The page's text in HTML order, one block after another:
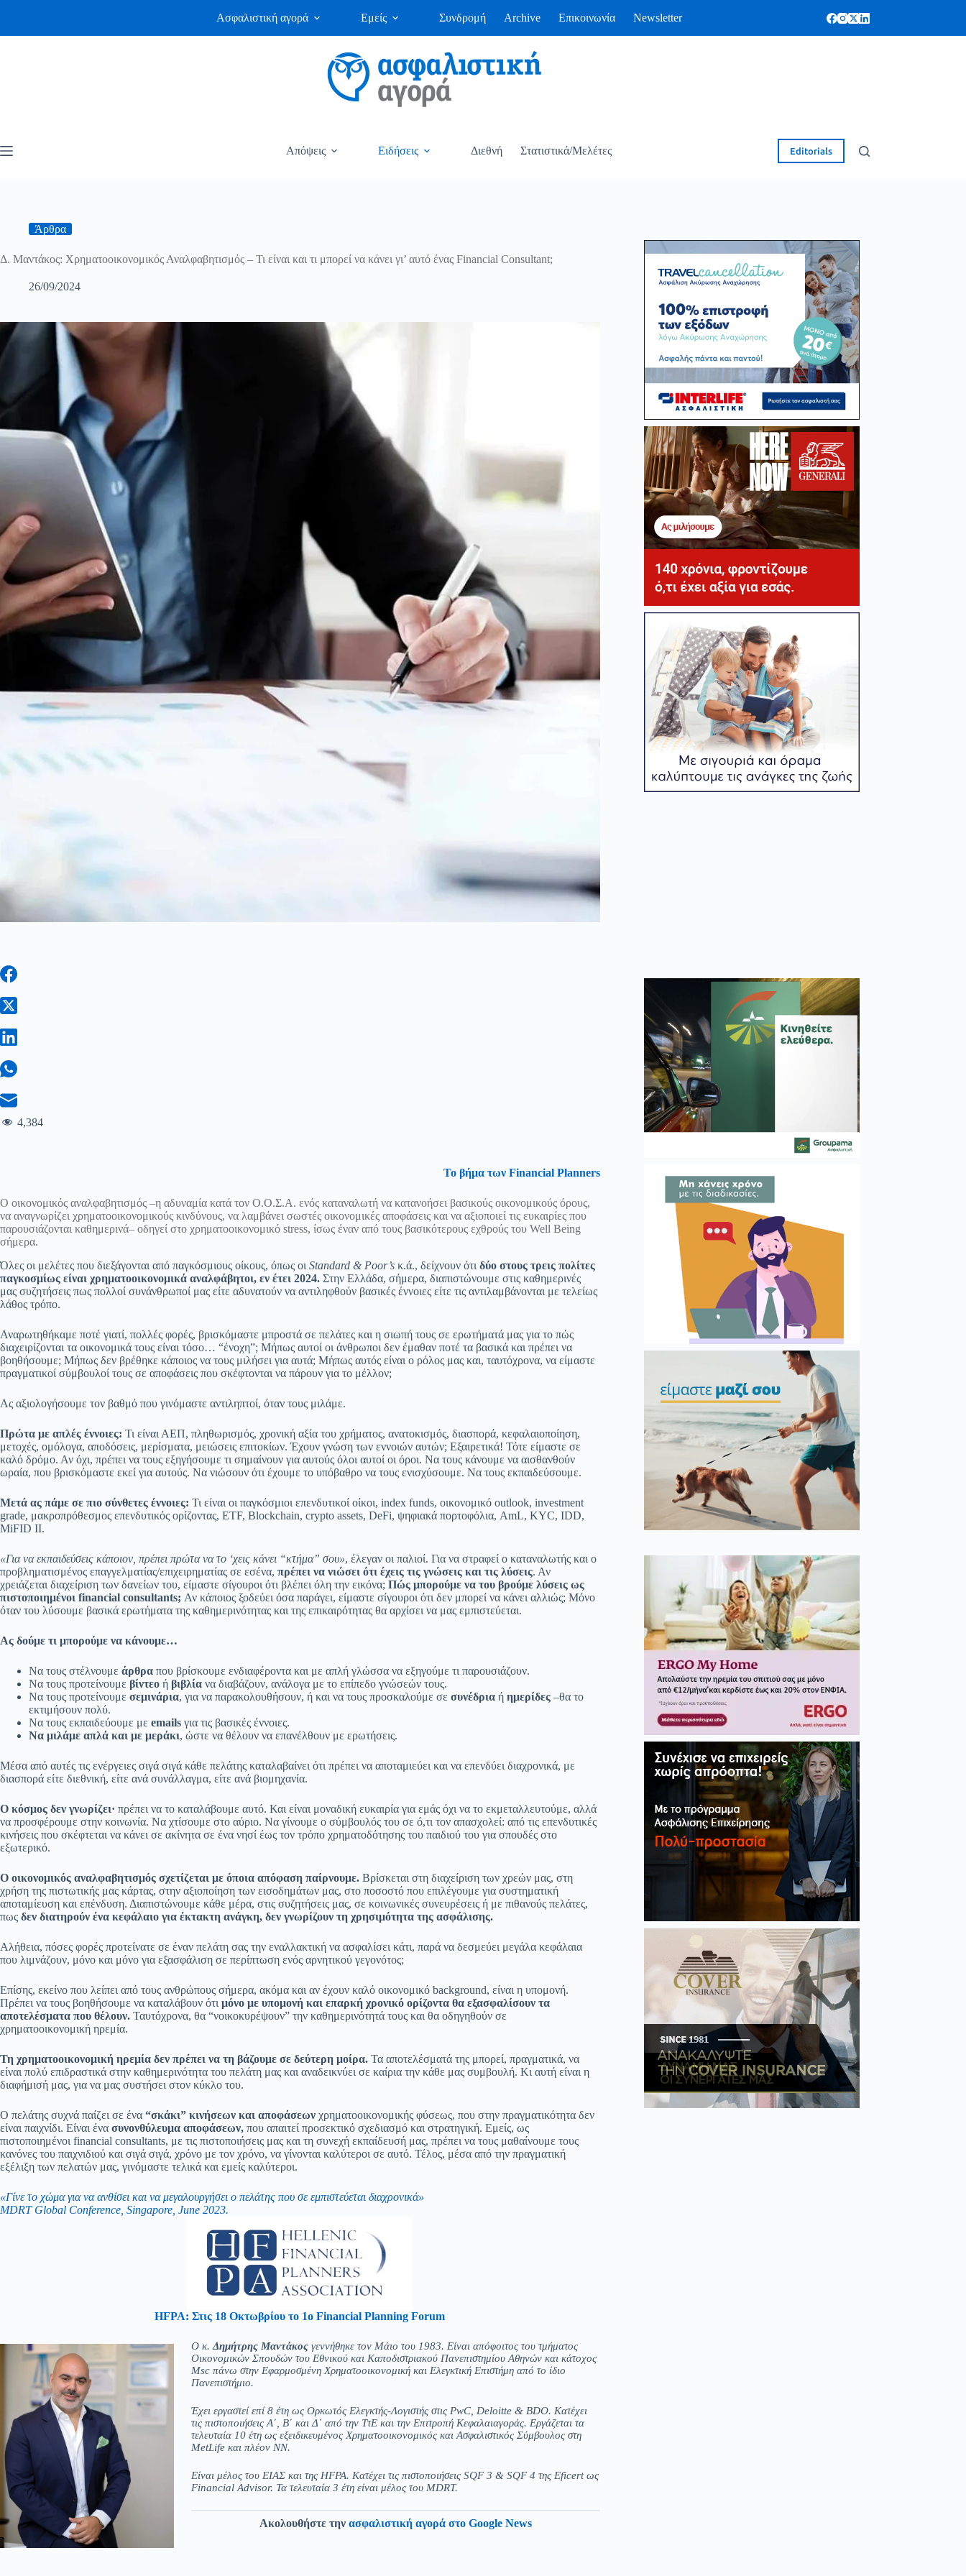
Ασφαλιστική αγορά Εμείς Συνδρομή Archive Επικοινωνία Newsletter
Απόψεις Ειδήσεις Διεθνή Στατιστικά/Μελέτες Editorials
Άρθρα
Δ. Μαντάκος: Χρηματοοικονομικός Αναλφαβητισμός – Τι είναι και τι μπορεί να κάνει γι’ αυτό ένας Financial Consultant;
26/09/2024
4,384
Το βήμα των Financial Planners
Ο οικονομικός αναλφαβητισμός –η αδυναμία κατά τον Ο.Ο.Σ.Α. ενός καταναλωτή να κατανοήσει βασικούς οικονομικούς όρους,
να αναγνωρίζει χρηματοοικονομικούς κινδύνους, να λαμβάνει σωστές οικονομικές αποφάσεις και να αξιοποιεί τις ευκαιρίες που
παρουσιάζονται καθημερινά– οδηγεί στο χρηματοοικονομικό stress, ίσως έναν από τους βασικότερους εχθρούς του Well Being
σήμερα.
Όλες οι μελέτες που διεξάγονται από παγκόσμιους οίκους, όπως oι Standard & Poor’s κ.ά., δείχνουν ότι δύο στους τρεις πολίτες
παγκοσμίως είναι χρηματοοικονομικά αναλφάβητοι, εν έτει 2024. Στην Ελλάδα, σήμερα, διαπιστώνουμε στις καθημερινές
μας συζητήσεις πως πολλοί συνάνθρωποί μας είτε αδυνατούν να αντιληφθούν βασικές έννοιες είτε τις αντιλαμβάνονται με τελείως
λάθος τρόπο.
Αναρωτηθήκαμε ποτέ γιατί, πολλές φορές, βρισκόμαστε μπροστά σε πελάτες και η σιωπή τους σε ερωτήματά μας για το πώς
διαχειρίζονται τα οικονομικά τους είναι τόσο… “ένοχη”; Μήπως αυτοί οι άνθρωποι δεν έμαθαν ποτέ τα βασικά και πρέπει να
βοηθήσουμε; Μήπως δεν βρέθηκε κάποιος να τους μιλήσει για αυτά; Μήπως αυτός είναι ο ρόλος μας και, ταυτόχρονα, να είμαστε
πραγματικοί σύμβουλοί τους σε αποφάσεις που σκέφτονται να πάρουν για το μέλλον;
Ας αξιολογήσουμε τον βαθμό που γινόμαστε αντιληπτοί, όταν τους μιλάμε.
Πρώτα με απλές έννοιες: Τι είναι ΑΕΠ, πληθωρισμός, χρονική αξία του χρήματος, ανατοκισμός, διασπορά, κεφαλαιοποίηση,
μετοχές, ομόλογα, αποδόσεις, μερίσματα, μειώσεις επιτοκίων. Έχουν γνώση των εννοιών αυτών; Εξαιρετικά! Τότε είμαστε σε
καλό δρόμο. Αν όχι, πρέπει να τους εξηγήσουμε τι σημαίνουν για αυτούς όλοι αυτοί οι όροι. Να τους κάνουμε να αισθανθούν
ωραία, που βρισκόμαστε εκεί για αυτούς. Να νιώσουν ότι έχουμε το υπόβαθρο να τους ενισχύσουμε. Να τους εκπαιδεύσουμε.
Μετά ας πάμε σε πιo σύνθετες έννοιες: Τι είναι οι παγκόσμιοι επενδυτικοί οίκοι, index funds, οικονομικό outlook, investment
grade, μακροπρόθεσμος επενδυτικός ορίζοντας, ETF, Blockchain, crypto assets, DeFi, ψηφιακά πορτοφόλια, AmL, KYC, IDD,
MiFID II.
«Για να εκπαιδεύσεις κάποιον, πρέπει πρώτα να το ‘χεις κάνει “κτήμα” σου», έλεγαν οι παλιοί. Για να στραφεί ο καταναλωτής και ο
προβληματισμένος επαγγελματίας/επιχειρηματίας σε εσένα, πρέπει να νιώσει ότι έχεις τις γνώσεις και τις λύσεις. Αν
χρειάζεται διαχείριση των δανείων του, είμαστε σίγουροι ότι βλέπει όλη την εικόνα; Πώς μπορούμε να του βρούμε λύσεις ως
πιστοποιημένοι financial consultants; Αν κάποιος ξοδεύει όσα παράγει, είμαστε σίγουροι ότι δεν μπορεί να κάνει αλλιώς; Μόνο
όταν του λύσουμε βασικά ερωτήματα της καθημερινότητας και της επικαιρότητας θα αρχίσει να μας εμπιστεύεται.
Ας δούμε τι μπορούμε να κάνουμε…
Να τους στέλνουμε άρθρα που βρίσκουμε ενδιαφέροντα και με απλή γλώσσα να εξηγούμε τι παρουσιάζουν.
Να τους προτείνουμε βίντεο ή βιβλία να διαβάζουν, ανάλογα με το επίπεδο γνώσεών τους.
Να τους προτείνουμε σεμινάρια, για να παρακολουθήσουν, ή και να τους προσκαλούμε σε συνέδρια ή ημερίδες –θα το
εκτιμήσουν πολύ.
Να τους εκπαιδεύουμε με emails για τις βασικές έννοιες.
Να μιλάμε απλά και με μεράκι, ώστε να θέλουν να επανέλθουν με ερωτήσεις.
Μέσα από αυτές τις ενέργειες σιγά σιγά κάθε πελάτης καταλαβαίνει ότι πρέπει να αποταμιεύει και να επενδύει διαχρονικά, με
διασπορά είτε διεθνική, είτε ανά συνάλλαγμα, είτε ανά βιομηχανία.
Ο κόσμος δεν γνωρίζει· πρέπει να το καταλάβουμε αυτό. Και είναι μοναδική ευκαιρία για εμάς όχι να το εκμεταλλευτούμε, αλλά
να προσφέρουμε στην κοινωνία. Να χτίσουμε στο αύριο. Να γίνουμε ο σύμβουλός του σε ό,τι τον απασχολεί: από τις επενδυτικές
κινήσεις που σκέφτεται να κάνει σε ακίνητα σε ένα νησί έως τον τρόπο χρηματοδότησης του παιδιού του για σπουδές στο
εξωτερικό.
Ο οικονομικός αναλφαβητισμός σχετίζεται με όποια απόφαση παίρνουμε. Βρίσκεται στη διαχείριση των χρεών μας, στη
χρήση της πιστωτικής μας κάρτας, στην αξιοποίηση των εισοδημάτων μας, στο ποσοστό που επιλέγουμε για συστηματική
αποταμίευση και επένδυση. Διαπιστώνουμε κάθε μέρα, στις συζητήσεις μας, σε κοινωνικές συνευρέσεις ή με πιθανούς πελάτες,
πως δεν διατηρούν ένα κεφάλαιο για έκτακτη ανάγκη, δεν γνωρίζουν τη χρησιμότητα της ασφάλισης.
Αλήθεια, πόσες φορές προτείνατε σε έναν πελάτη σας την εναλλακτική να ασφαλίσει κάτι, παρά να δεσμεύει μεγάλα κεφάλαια
που λιμνάζουν, μόνο και μόνο για εξασφάλιση σε περίπτωση ενός αρνητικού γεγονότος;
Επίσης, εκείνο που λείπει από τους ανθρώπους σήμερα, ακόμα και αν έχουν καλό οικονομικό background, είναι η υπομονή.
Πρέπει να τους βοηθήσουμε να καταλάβουν ότι μόνο με υπομονή και επαρκή χρονικό ορίζοντα θα εξασφαλίσουν τα
αποτελέσματα που θέλουν. Ταυτόχρονα, θα “νοικοκυρέψουν” την καθημερινότητά τους και θα οδηγηθούν σε
χρηματοοικονομική ηρεμία.
Τη χρηματοοικονομική ηρεμία δεν πρέπει να τη βάζουμε σε δεύτερη μοίρα. Τα αποτελέσματά της μπορεί, πραγματικά, να
είναι πολύ επιδραστικά στην καθημερινότητα του πελάτη μας και αναδεικνύει σε καίρια την κάθε μας συμβουλή. Κι αυτή είναι η
διαφήμισή μας, για να μας συστήσει στον κύκλο του.
Ο πελάτης συχνά παίζει σε ένα “σκάκι” κινήσεων και αποφάσεων χρηματοοικονομικής φύσεως, που στην πραγματικότητα δεν
είναι παιχνίδι. Είναι ένα συνονθύλευμα αποφάσεων, που απαιτεί προσεκτικό σχεδιασμό και στρατηγική. Εμείς, ως
πιστοποιημένοι financial consultants, με τις πιστοποιήσεις μας και τη συνεχή εκπαίδευσή μας, πρέπει να τους μαθαίνουμε τους
κανόνες του παιχνιδιού και σιγά σιγά, χρόνο με τον χρόνο, να γίνονται καλύτεροι σε αυτό. Τέλος, μέσα από την πραγματική
εξέλιξη των πελατών μας, γινόμαστε τελικά και εμείς καλύτεροι.
«Γίνε το χώμα για να ανθίσει και να μεγαλουργήσει ο πελάτης που σε εμπιστεύεται διαχρονικά»
MDRT Global Conference, Singapore, June 2023.
HFPA: Στις 18 Οκτωβρίου το 1ο Financial Planning Forum
O κ. Δημήτρης Μαντάκος γεννήθηκε τον Μάιο του 1983. Είναι απόφοιτος του τμήματος
Οικονομικών Σπουδών του Εθνικού και Καποδιστριακού Πανεπιστημίου Αθηνών και κάτοχος
Msc πάνω στην Εφαρμοσμένη Χρηματοοικονομική και Ελεγκτική Επιστήμη από το ίδιο
Πανεπιστήμιο.
Έχει εργαστεί επί 8 έτη ως Ορκωτός Ελεγκτής-Λογιστής στις PwC, Deloitte & BDO. Κατέχει
τις πιστοποιήσεις Α΄, Β΄ και Δ΄ από την ΤτΕ και την Επιτροπή Κεφαλαιαγοράς. Εργάζεται τα
τελευταία 10 έτη ως εξειδικευμένος Χρηματοοικονομικός και Ασφαλιστικός Σύμβουλος στη
MetLife και πλέον ΝΝ.
Είναι μέλος του ΕΙΑΣ και της HFPA. Κατέχει τις πιστοποιήσεις SQF 3 & SQF 4 της Eficert ως
Financial Advisor. Τα τελευταία 3 έτη είναι μέλος του MDRT.
Ακολουθήστε την ασφαλιστική αγορά στο Google News